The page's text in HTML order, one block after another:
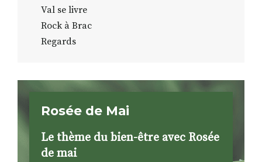
Val se livre
Rock à Brac
Regards
Rosée de Mai
Le thème du bien-être avec Rosée
de mai